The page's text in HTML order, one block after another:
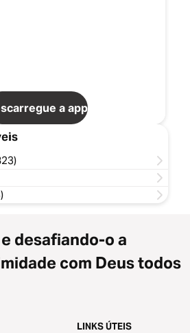
a app
desafiando-o a
com Deus todos
LINKS ÚTEIS